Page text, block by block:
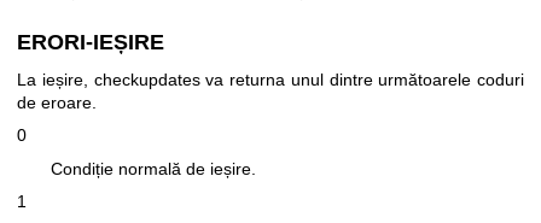
ERORI-IEȘIRE
La ieșire, checkupdates va returna unul dintre următoarele coduri
de eroare.
0
Condiție normală de ieșire.
1